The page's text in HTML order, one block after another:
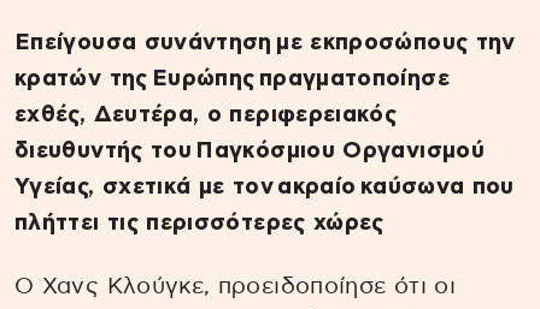
Επείγουσα συνάντηση με εκπροσώπους την
κρατών της Ευρώπης πραγματοποίησε
εχθές, Δευτέρα, ο περιφερειακός
διευθυντής του Παγκόσμιου Οργανισμού
Υγείας, σχετικά με τον ακραίο καύσωνα που
πλήττει τις περισσότερες χώρες
Ο Χανς Κλούγκε, προειδοποίησε ότι οι